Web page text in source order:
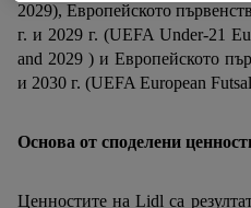
2029), Европейското
г. и 2029 г. (UEFA Under-21
and 2029 ) и Европейското
и 2030 г. (UEFA European
Основа от споделени
Ценностите на Lidl са
индивидуални цели и да
информация за обработката
С натискане на бутона
само използването на
обработване за всички
съхранение на данните и